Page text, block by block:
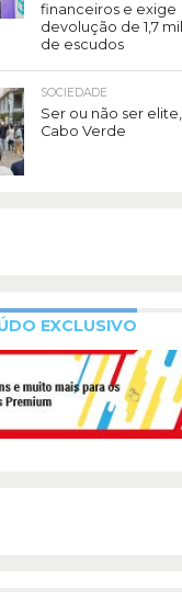
financeiros e exige
devolução de 1,7
de escudos
SOCIEDADE
Ser ou não ser
Cabo Verde
EXCLUSIVO